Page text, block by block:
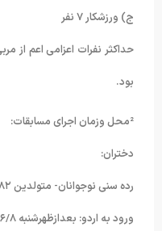
ج) ورزشکار ۷ نفر
بود.
دختران:
رده سنی نوجوانان- متولدین ۸۲-۱۳۷۹
ورود به اردو: بعدازظهرشنبه ۱۳۹۳/۶/۸ ساعت ۱۶:۰۰